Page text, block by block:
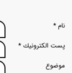
نام *
پست الكترونيك *
موضوع